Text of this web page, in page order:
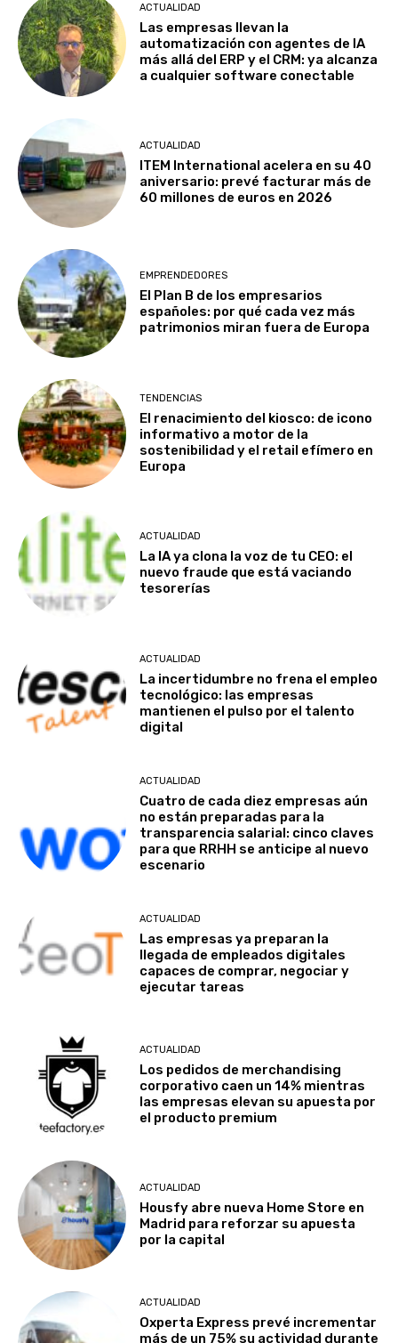
ACTUALIDAD
Las empresas llevan la
automatización con agentes de IA
más allá del ERP y el CRM: ya alcanza
a cualquier software conectable
ACTUALIDAD
ITEM International acelera en su 40
aniversario: prevé facturar más de
60 millones de euros en 2026
EMPRENDEDORES
El Plan B de los empresarios
españoles: por qué cada vez más
patrimonios miran fuera de Europa
TENDENCIAS
El renacimiento del kiosco: de icono
informativo a motor de la
sostenibilidad y el retail efímero en
Europa
ACTUALIDAD
La IA ya clona la voz de tu CEO: el
nuevo fraude que está vaciando
tesorerías
ACTUALIDAD
La incertidumbre no frena el empleo
tecnológico: las empresas
mantienen el pulso por el talento
digital
ACTUALIDAD
Cuatro de cada diez empresas aún
no están preparadas para la
transparencia salarial: cinco claves
para que RRHH se anticipe al nuevo
escenario
ACTUALIDAD
Las empresas ya preparan la
llegada de empleados digitales
capaces de comprar, negociar y
ejecutar tareas
ACTUALIDAD
Los pedidos de merchandising
corporativo caen un 14% mientras
las empresas elevan su apuesta por
el producto premium
ACTUALIDAD
Housfy abre nueva Home Store en
Madrid para reforzar su apuesta
por la capital
ACTUALIDAD
Oxperta Express prevé incrementar
más de un 75% su actividad durante